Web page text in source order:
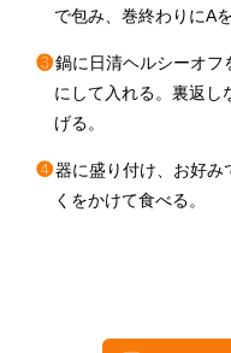
で包み、巻終わりにA
❸鍋に日清ヘルシーオ
にして入れる。裏返し
げる。
❹器に盛り付け、お好
くをかけて食べる。